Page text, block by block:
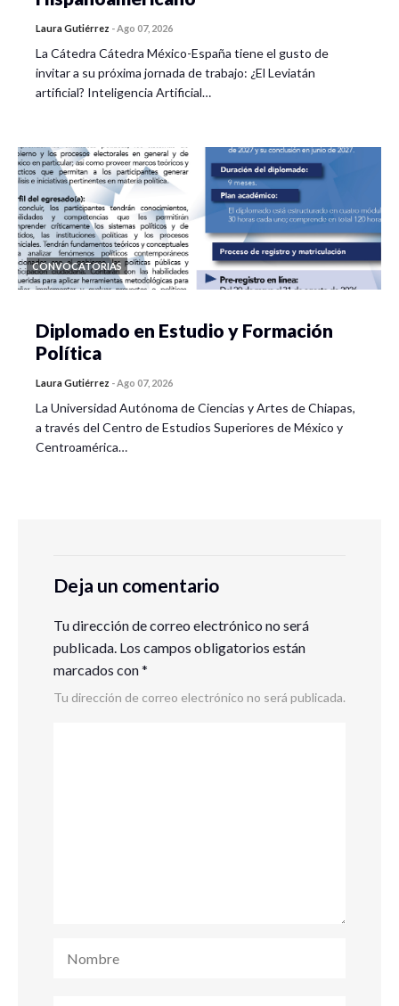
Laura Gutiérrez -Ago 07, 2026
La Cátedra Cátedra México-España tiene el gusto de
invitar a su próxima jornada de trabajo: ¿El Leviatán
artificial? Inteligencia Artificial…
CONVOCATORIAS
Diplomado en Estudio y Formación
Política
Laura Gutiérrez -Ago 07, 2026
La Universidad Autónoma de Ciencias y Artes de Chiapas,
a través del Centro de Estudios Superiores de México y
Centroamérica…
Deja un comentario
Tu dirección de correo electrónico no será
publicada. Los campos obligatorios están
marcados con*
Tu dirección de correo electrónico no será publicada.